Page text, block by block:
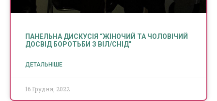
ПАНЕЛЬНА ДИСКУСІЯ “ЖІНОЧИЙ ТА ЧОЛОВІЧИЙ
ДОСВІД БОРОТЬБИ З ВІЛ/СНІД”
ДЕТАЛЬНІШЕ
16 Грудня, 2022